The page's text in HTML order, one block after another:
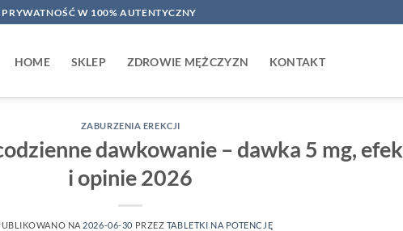
W 100% AUTENTYCZNY
HOME SKLEP ZDROWIE MĘŻCZYZN KONTAKT
ZABURZENIA EREKCJI
dawkowanie – dawka 5 mg,
i opinie 2026
NA 2026-06-30 PRZEZ TABLETKI NA POTENCJĘ